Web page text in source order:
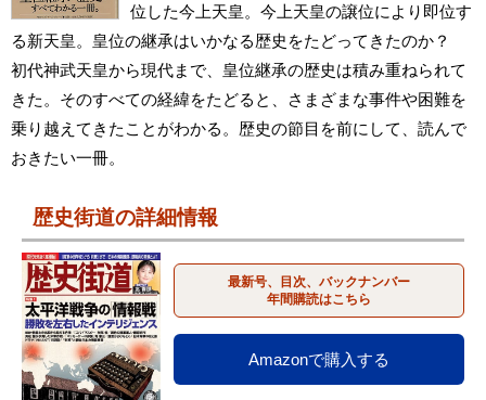
位した今上天皇。今上天皇の譲位により即位す
る新天皇。皇位の継承はいかなる歴史をたどってきたのか？
初代神武天皇から現代まで、皇位継承の歴史は積み重ねられて
きた。そのすべての経緯をたどると、さまざまな事件や困難を
乗り越えてきたことがわかる。歴史の節目を前にして、読んで
おきたい一冊。
歴史街道の詳細情報
最新号、目次、バックナンバー
年間購読はこちら
Amazonで購入する